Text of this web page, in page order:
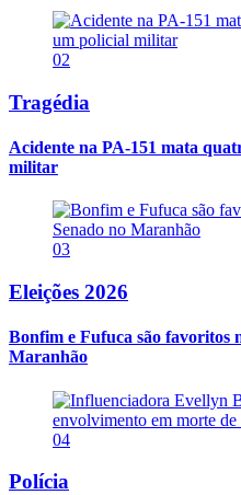
02
Tragédia
Acidente na PA-151 mata
militar
03
Eleições 2026
Bonfim e Fufuca são favoritos
Maranhão
04
Polícia